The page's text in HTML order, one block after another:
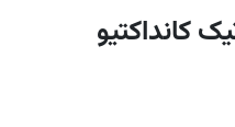
کانداکتیو